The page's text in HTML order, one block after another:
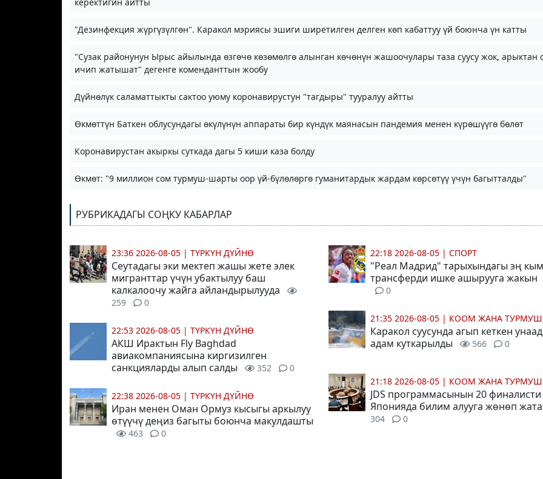
керектигин айтты
"Дезинфекция жүргүзүлгөн". Каракол мэриясы эшиги ширетилген делген көп кабаттуу үй боюнча үн катты
"Сузак районунун Ырыс айылында өзгөчө көзөмөлгө алынган көчөнүн жашоочулары таза суусу жок, арыктан
ичип жатышат" дегенге коменданттын жообу
Дүйнөлүк саламаттыкты сактоо уюму коронавирустун "тагдыры" тууралуу айтты
Өкмөттүн Баткен облусундагы өкүлүнүн аппараты бир күндүк маянасын пандемия менен күрөшүүгө бөлөт
Коронавирустан акыркы суткада дагы 5 киши каза болду
Өкмөт: "9 миллион сом турмуш-шарты оор үй-бүлөлөргө гуманитардык жардам көрсөтүү үчүн багытталды"
РУБРИКАДАГЫ СОҢКУ КАБАРЛАР
23:36 2026-08-05 | ТҮРКҮН ДҮЙНӨ
Сеутадагы эки мектеп жашы жете элек
мигранттар үчүн убактылуу баш
калкалоочу жайга айландырылууда
259 0
22:53 2026-08-05 | ТҮРКҮН ДҮЙНӨ
АКШ Ирактын Fly Baghdad
авиакомпаниясына киргизилген
санкцияларды алып салды
352 0
22:38 2026-08-05 | ТҮРКҮН ДҮЙНӨ
Иран менен Оман Ормуз кысыгы аркылуу
өтүүчү деңиз багыты боюнча макулдашты
463 0
22:18 2026-08-05 | СПОРТ
"Реал Мадрид" тарыхындагы эң
трансферди ишке ашырууга жакын
0
21:35 2026-08-05 | КООМ ЖАНА ТУРМУШ
Каракол суусунда агып кеткен
адам куткарылды
566 0
21:18 2026-08-05 | КООМ ЖАНА ТУРМУШ
JDS программасынын 20 финалисти
Японияда билим алууга жөнөп
304 0